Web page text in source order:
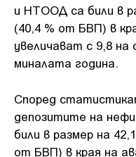
и НТООД са били в
(40,4 % от БВП) в
увеличават с 9,8
миналата година.
Според
депозитите на
били в размер на
от БВП) в края на